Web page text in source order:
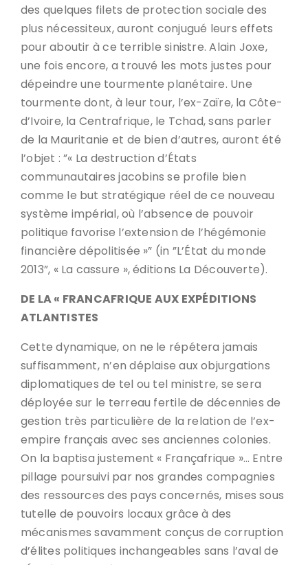
des quelques filets de protection sociale des
plus nécessiteux, auront conjugué leurs effets
pour aboutir à ce terrible sinistre. Alain Joxe,
une fois encore, a trouvé les mots justes pour
dépeindre une tourmente planétaire. Une
tourmente dont, à leur tour, l’ex-Zaïre, la Côte-
d’Ivoire, la Centrafrique, le Tchad, sans parler
de la Mauritanie et de bien d’autres, auront été
l’objet : ”« La destruction d’États
communautaires jacobins se profile bien
comme le but stratégique réel de ce nouveau
système impérial, où l’absence de pouvoir
politique favorise l’extension de l’hégémonie
financière dépolitisée »” (in ”L’État du monde
2013”, « La cassure », éditions La Découverte).
DE LA « FRANCAFRIQUE AUX EXPÉDITIONS
ATLANTISTES
Cette dynamique, on ne le répétera jamais
suffisamment, n’en déplaise aux objurgations
diplomatiques de tel ou tel ministre, se sera
déployée sur le terreau fertile de décennies de
gestion très particulière de la relation de l’ex-
empire français avec ses anciennes colonies.
On la baptisa justement « Françafrique »… Entre
pillage poursuivi par nos grandes compagnies
des ressources des pays concernés, mises sous
tutelle de pouvoirs locaux grâce à des
mécanismes savamment conçus de corruption
d’élites politiques inchangeables sans l’aval de